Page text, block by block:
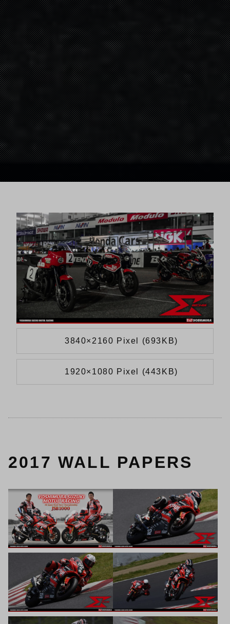
3840×2160 Pixel (693KB)
1920×1080 Pixel (443KB)
2017 WALL PAPERS